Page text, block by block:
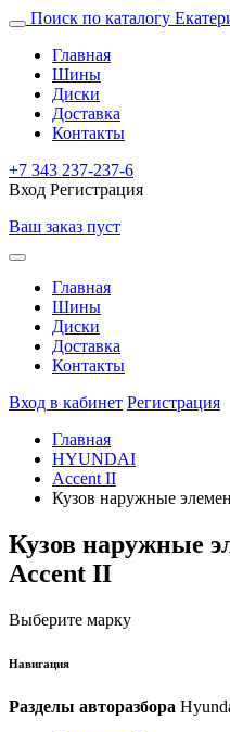
Поиск по каталогу
Главная
Шины
Диски
Доставка
Контакты
+7 343 237-237-6
Вход Регистрация
Ваш заказ пуст
Главная
Шины
Диски
Доставка
Контакты
Вход в кабинет Регистрация
Главная
HYUNDAI
Accent II
Кузов наружные
Кузов наружные
Accent II
Выберите марку
Навигация
Разделы авторазбора